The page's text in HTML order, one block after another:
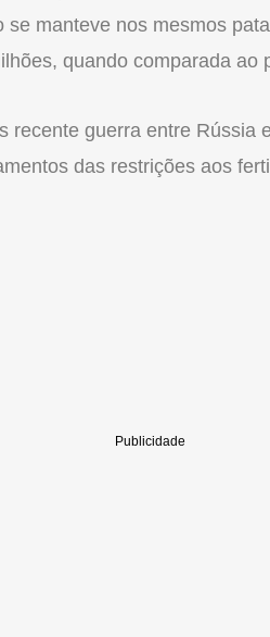
se manteve nos mesmos
quando comparada ao
recente guerra entre Rússia
das restrições aos